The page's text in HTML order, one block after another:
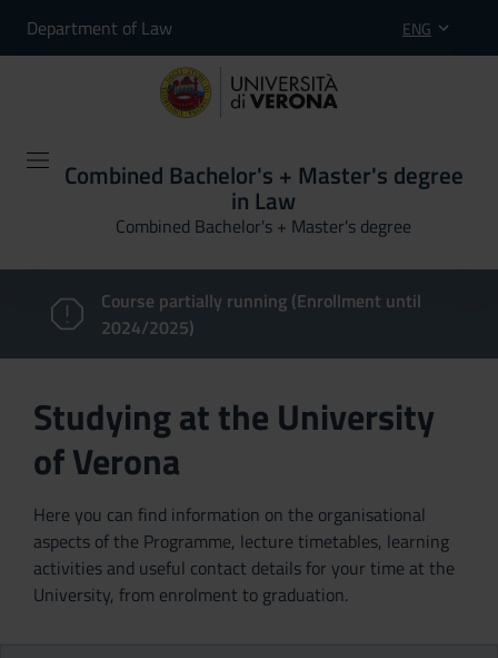
Department of Law ENG
Combined Bachelor's + Master's degree
in Law
Combined Bachelor's + Master's degree
Course partially running (Enrollment until
2024/2025)
Studying at the University
of Verona
Here you can find information on the organisational
aspects of the Programme, lecture timetables, learning
activities and useful contact details for your time at the
University, from enrolment to graduation.